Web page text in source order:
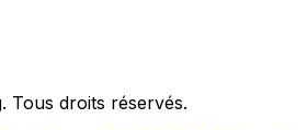
Tous droits réservés.